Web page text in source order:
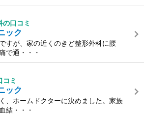
口コミ
ック
すが、家の近くのきど整形外科に腰
で通・・・
ミ
ック
、ホームドクターに決めました。家族
結・・・